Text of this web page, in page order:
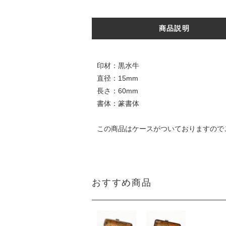
商品説明
印材：黒水牛
直径：15mm
長さ：60mm
書体：篆書体
この商品はケースがついておりますので
おすすめ商品